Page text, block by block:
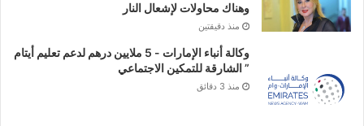
وهناك محاولات لإشعال النار
منذ دقيقتين
وكالة أنباء الإمارات - 5 ملايين درهم لدعم تعليم أيتام
” الشارقة للتمكين الاجتماعي
منذ 3 دقائق